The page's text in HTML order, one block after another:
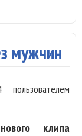
мужчин
пользователем
клипа